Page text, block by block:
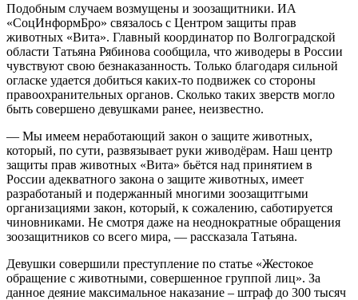
Подобным случаем возмущены и зоозащитники. ИА
«СоцИнформБро» связалось с Центром защиты прав
животных «Вита». Главный координатор по Волгоградской
области Татьяна Рябинова сообщила, что живодеры в России
чувствуют свою безнаказанность. Только благодаря сильной
огласке удается добиться каких-то подвижек со стороны
правоохранительных органов. Сколько таких зверств могло
быть совершено девушками ранее, неизвестно.
— Мы имеем неработающий закон о защите животных,
который, по сути, развязывает руки живодёрам. Наш центр
защиты прав животных «Вита» бьётся над принятием в
России адекватного закона о защите животных, имеет
разработаный и подержанный многими зоозащитгыми
организациями закон, который, к сожалению, саботируется
чиновниками. Не смотря даже на неоднократные обращения
зоозащитников со всего мира, — рассказала Татьяна.
Девушки совершили преступление по статье «Жестокое
обращение с животными, совершенное группой лиц». За
данное деяние максимальное наказание – штраф до 300 тысяч